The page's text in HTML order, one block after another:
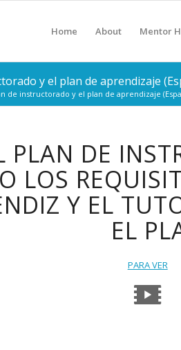
Home About Mentor
y el plan de aprendizaje
de instructorado y el plan de aprendizaje
PLAN DE
LOS
Y EL
EL
PARA VER